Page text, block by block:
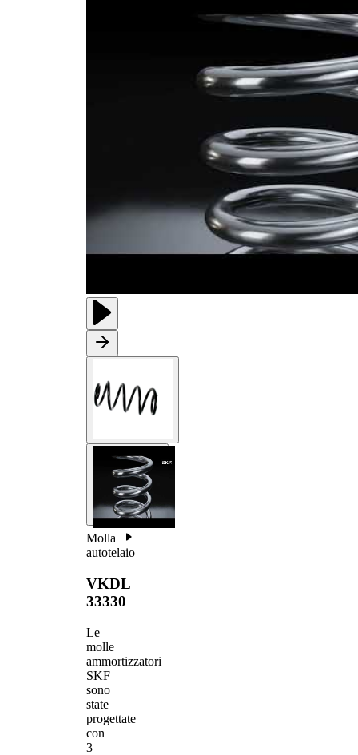
Molla
autotelaio
VKDL
33330
Le
molle
ammortizzatori
SKF
sono
state
progettate
con
3